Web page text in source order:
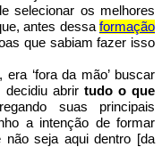
selecionar os melhores
antes dessa formação
que sabiam fazer isso
‘fora da mão’ buscar
decidiu abrir tudo o que
suas principais
a intenção de formar
não seja aqui dentro [da